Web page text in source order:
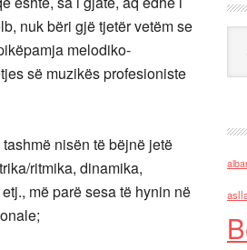
nuk bëri gjë tjetër vetëm se
melodiko-
së muzikës profesioniste
nisën të bëjnë jetë
ritmika, dinamika,
më parë sesa të hynin në